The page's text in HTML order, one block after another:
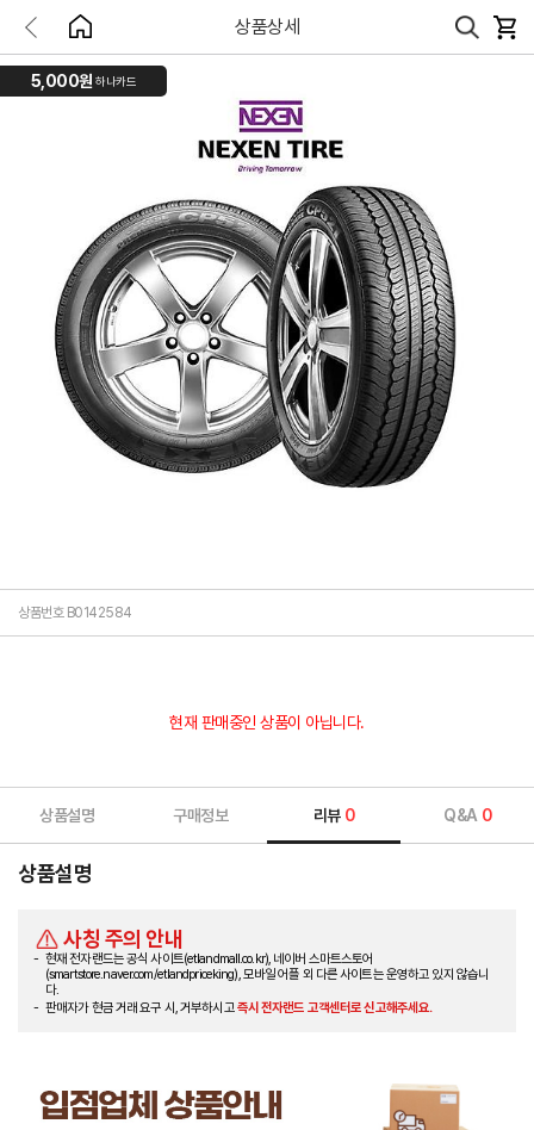
상품상세
5,000원 하나카드
상품번호 B0142584
현재 판매중인 상품이 아닙니다.
상품설명 구매정보 리뷰 0 Q&A 0
상품설명
사칭 주의 안내
현재 전자랜드는 공식 사이트(etlandmall.co.kr), 네이버 스마트스토어
(smartstore.naver.com/etlandpriceking), 모바일 어플 외 다른 사이트는 운영하고 있지 않습니
다.
판매자가 현금 거래 요구 시, 거부하시고즉시 전자랜드 고객센터로 신고해주세요.